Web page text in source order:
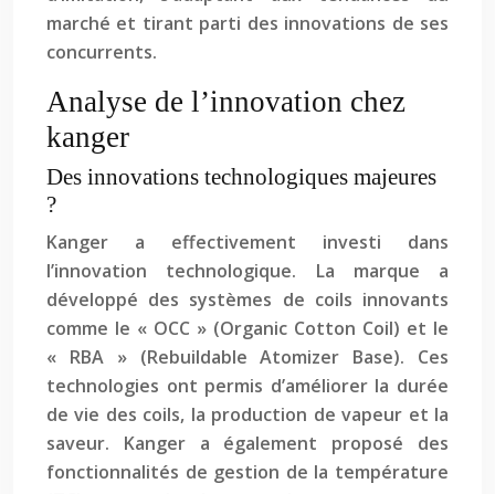
marché et tirant parti des innovations de ses
concurrents.
Analyse de l’innovation chez
kanger
Des innovations technologiques majeures
?
Kanger a effectivement investi dans
l’innovation technologique. La marque a
développé des systèmes de coils innovants
comme le « OCC » (Organic Cotton Coil) et le
« RBA » (Rebuildable Atomizer Base). Ces
technologies ont permis d’améliorer la durée
de vie des coils, la production de vapeur et la
saveur. Kanger a également proposé des
fonctionnalités de gestion de la température